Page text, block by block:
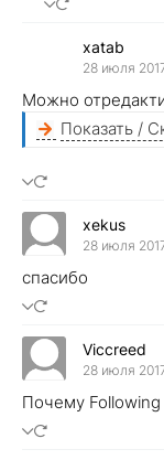
xatab
28 июля
Можно
Показать /
xekus
28 июля
спасибо
Viccreed
28 июля
Почему